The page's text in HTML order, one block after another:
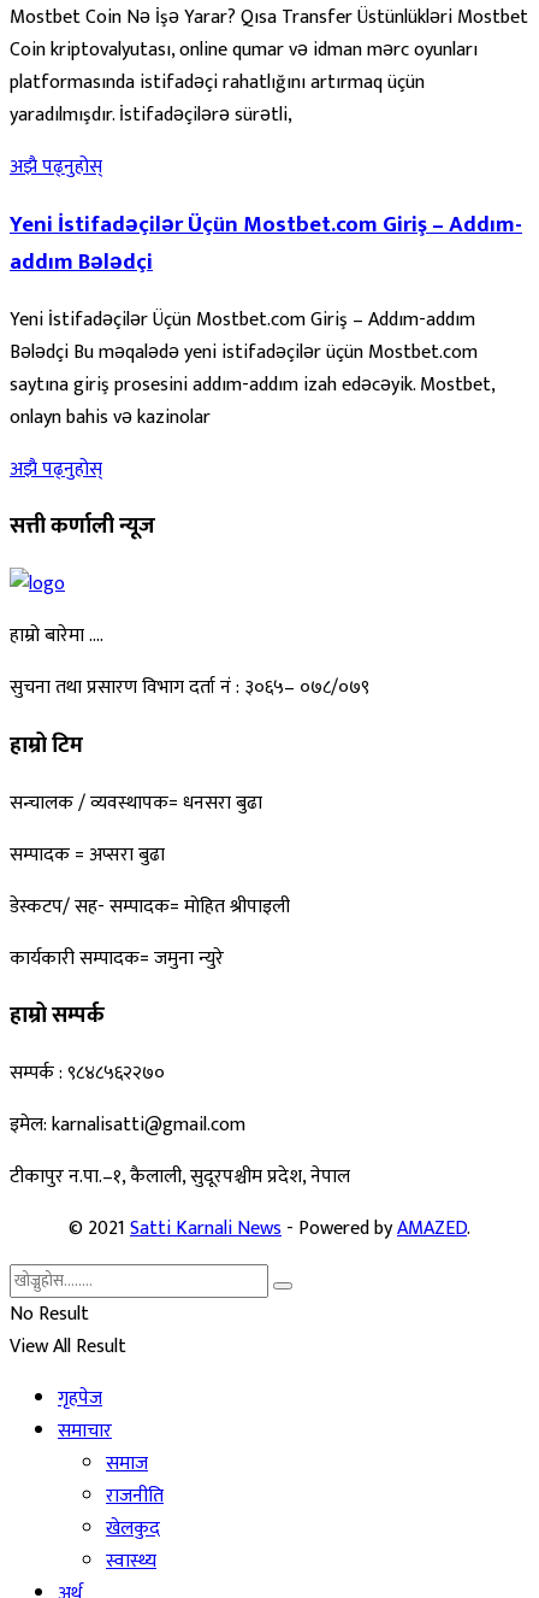
Mostbet Coin Nə İşə Yarar? Qısa Transfer Üstünlükləri Mostbet
Coin kriptovalyutası, online qumar və idman mərc oyunları
platformasında istifadəçi rahatlığını artırmaq üçün
yaradılmışdır. İstifadəçilərə sürətli,
अझै पढ्नुहोस्
Yeni İstifadəçilər Üçün Mostbet.com Giriş – Addım-
addım Bələdçi
Yeni İstifadəçilər Üçün Mostbet.com Giriş – Addım-addım
Bələdçi Bu məqalədə yeni istifadəçilər üçün Mostbet.com
saytına giriş prosesini addım-addım izah edəcəyik. Mostbet,
onlayn bahis və kazinolar
अझै पढ्नुहोस्
सत्ती कर्णाली न्यूज
हाम्रो बारेमा ….
सुचना तथा प्रसारण विभाग दर्ता नं : ३०६५– ०७८/०७९
हाम्रो टिम
सन्चालक / व्यवस्थापक= धनसरा बुढा
सम्पादक = अप्सरा बुढा
डेस्कटप/ सह- सम्पादक= माेहित श्रीपाइली
कार्यकारी सम्पादक= जमुना न्युरे
हाम्रो सम्पर्क
सम्पर्क : ९८४८५६२२७०
इमेल: karnalisatti@gmail.com
टीकापुर न.पा.–१, कैलाली, सुदूरपश्चीम प्रदेश, नेपाल
© 2021Satti Karnali News- Powered byAMAZED.
No Result
View All Result
गृहपेज
समाचार
समाज
राजनीति
खेलकुद
स्वास्थ्य